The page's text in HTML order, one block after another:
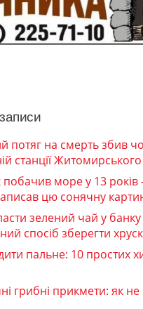
потяг на смерть збив
станції
море у 13 років
цю сонячну
зелений чай у
спосіб зберегти
пальне: 10 простих
грибні прикмети: як не